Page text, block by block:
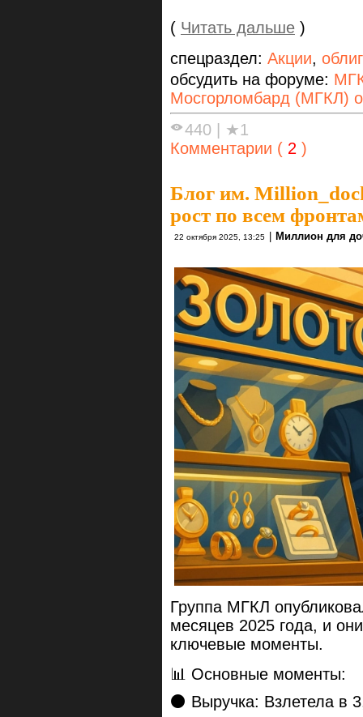
( Читать дальше )
спецраздел: Акции,
обсудить на форуме:
Мосгорломбард (МГКЛ)
440
★1
Комментарии ( 2 )
Блог им.
рост по всем
22 октября 2025, 13:25 Миллион для
Группа МГКЛ
месяцев 2025 года, и
ключевые моменты.
📊 Основные моменты:
⚫️ Выручка: Взлетела в